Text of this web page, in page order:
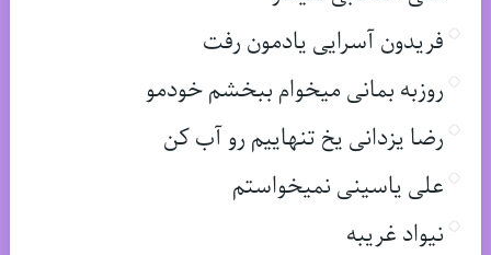
فریدون آسرایی یادمون رفت
روزبه بمانی میخوام ببخشم خودمو
رضا یزدانی یخ تنهاییم رو آب کن
علی یاسینی نمیخواستم
نیواد غریبه